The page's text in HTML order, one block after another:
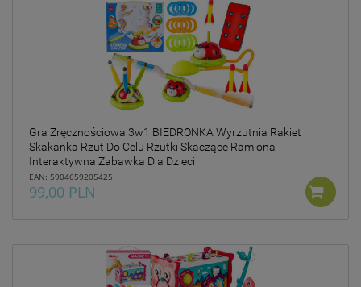
Gra Zręcznościowa 3w1 BIEDRONKA Wyrzutnia Rakiet
Skakanka Rzut Do Celu Rzutki Skaczące Ramiona
Interaktywna Zabawka Dla Dzieci
EAN: 5904659205425
99,00 PLN
dostawców określa zasady
korzystania z plików Cookies
w swojej polityce
prywatności w związku z
czym nie mamy wpływu na
prowadzoną przez
dostawców politykę
wykorzystywania przez nich
plików Cookies.
Wszelkie pytania oraz
marketing@kecja.pllub nr
telefonu +48 693 713 987